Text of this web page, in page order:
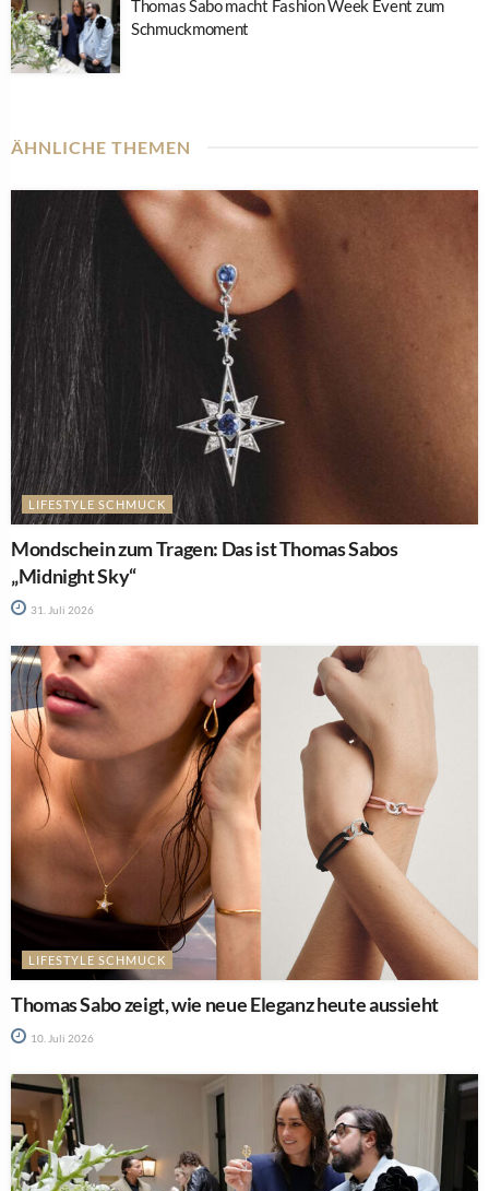
Thomas Sabo macht Fashion Week Event zum
Schmuckmoment
ÄHNLICHE THEMEN
LIFESTYLE SCHMUCK
Mondschein zum Tragen: Das ist Thomas Sabos
„Midnight Sky“
31. Juli 2026
LIFESTYLE SCHMUCK
Thomas Sabo zeigt, wie neue Eleganz heute aussieht
10. Juli 2026